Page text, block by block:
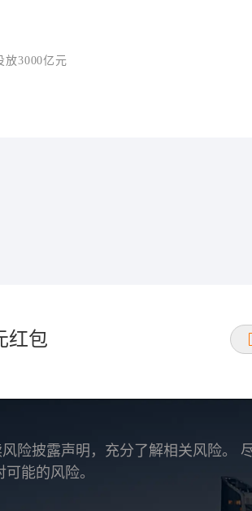
放3000亿元
红包
险披露声明，充分了解相关风险。
能的风险。